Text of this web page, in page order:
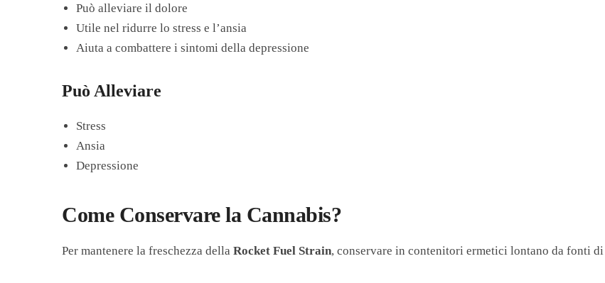
Può alleviare il dolore
Utile nel ridurre lo stress e l’ansia
Aiuta a combattere i sintomi della depressione
Può Alleviare
Stress
Ansia
Depressione
Come Conservare la Cannabis?
Per mantenere la freschezza dellaRocket Fuel Strain, conservare in contenitori ermetici lontano da fonti